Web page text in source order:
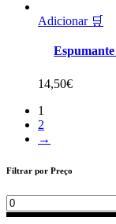
Adicionar 🛒
14,50€
1
2
→
Filtrar por Preço
Min
price